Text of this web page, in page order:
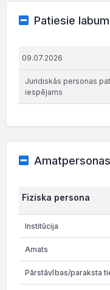
Patiesie
09.07.2026
Juridiskās personas
iespējams
Amatpersonas
Fiziska persona